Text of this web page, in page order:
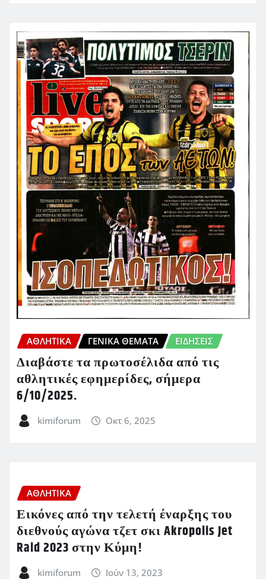
ΑΘΛΗΤΙΚΑ ΓΕΝΙΚΑ ΘΕΜΑΤΑ ΕΙΔΗΣΕΙΣ
Διαβάστε τα πρωτοσέλιδα από τις
αθλητικές εφημερίδες, σήμερα
6/10/2025.
kimiforum Οκτ 6, 2025
ΑΘΛΗΤΙΚΑ
Εικόνες από την τελετή έναρξης του
διεθνούς αγώνα τζετ σκι Akropolis Jet
Raid 2023 στην Κύμη!
kimiforum Ιούν 13, 2023